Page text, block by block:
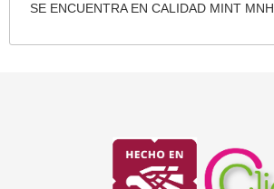
SE ENCUENTRA EN CALIDAD MINT MNH.